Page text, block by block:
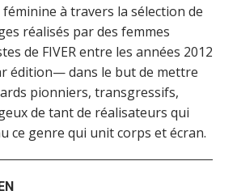
à travers la sélection de
réalisés par des femmes
de FIVER entre les années 2012
édition— dans le but de mettre
pionniers, transgressifs,
de tant de réalisateurs qui
ce genre qui unit corps et écran.